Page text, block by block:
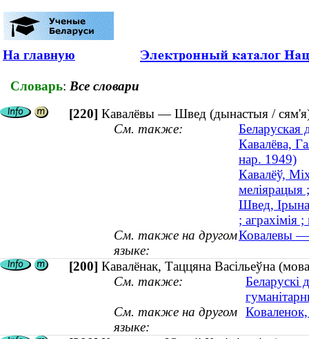
На главную
Словарь: Все словари
[220] Кавалёвы — Швед (дынастыя /
См. также:
Беларуская
Кавалёва,
нар. 1949)
Кавалёў,
Швед, Ірына
; аграхімія
См. также на другом
языке:
Ковалевы —
[200] Кавалёнак, Таццяна Васiльеўна
См. также:
Беларускі
См. также на другом
языке: